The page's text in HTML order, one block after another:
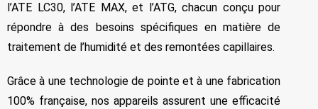
l’ATE LC30, l’ATE MAX, et l’ATG, chacun conçu pour
répondre à des besoins spécifiques en matière de
traitement de l’humidité et des remontées capillaires.
Grâce à une technologie de pointe et à une fabrication
100% française, nos appareils assurent une efficacité